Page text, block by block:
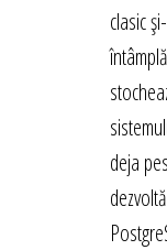
clasic
deja